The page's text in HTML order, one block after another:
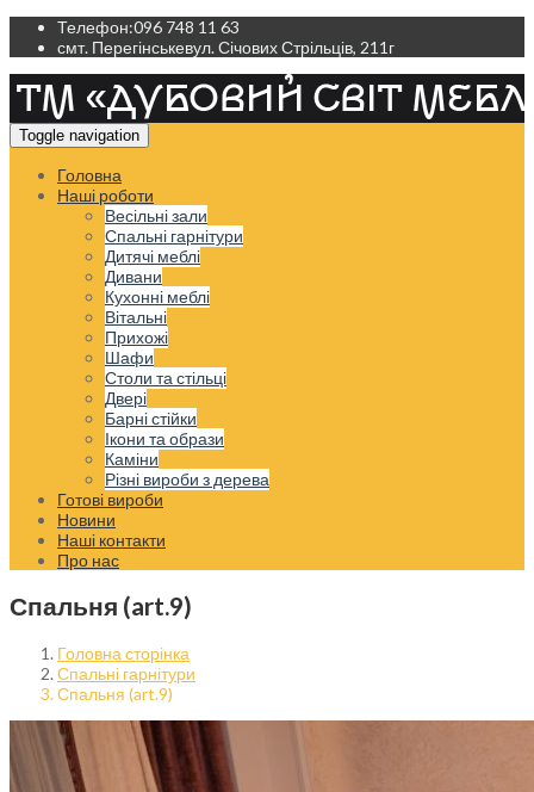
Телефон:096 748 11 63
смт. Перегінськевул. Січових Стрільців, 211г
Toggle navigation
Головна
Наші роботи
Весільні зали
Спальні гарнітури
Дитячі меблі
Дивани
Кухонні меблі
Вітальні
Прихожі
Шафи
Столи та стільці
Двері
Барні стійки
Ікони та образи
Каміни
Різні вироби з дерева
Готові вироби
Новини
Наші контакти
Про нас
Спальня (art.9)
Головна сторінка
Спальні гарнітури
Спальня (art.9)